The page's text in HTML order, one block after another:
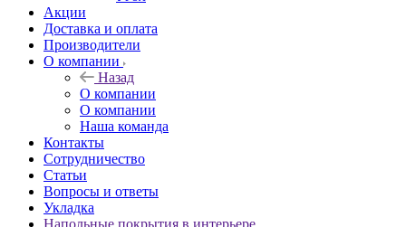
Акции
Доставка и оплата
Производители
О компании
Назад
О компании
О компании
Наша команда
Контакты
Сотрудничество
Статьи
Вопросы и ответы
Укладка
Напольные покрытия в интерьере